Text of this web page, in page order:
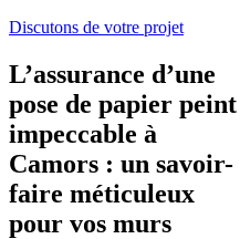
Discutons de votre projet
L’assurance d’une
pose de papier peint
impeccable à
Camors : un savoir-
faire méticuleux
pour vos murs